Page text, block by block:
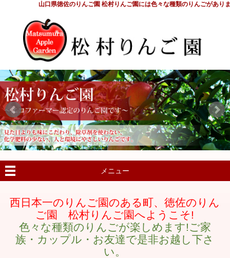
山口県徳佐のりんご園 松村りんご園には色々な種類のりんごがありま
メニュー
西日本一のりんご園のある町、徳佐のりん
ご園 松村りんご園へようこそ!
色々な種類のりんごが楽しめます!ご家
族・カップル・お友達で是非お越し下さ
い。